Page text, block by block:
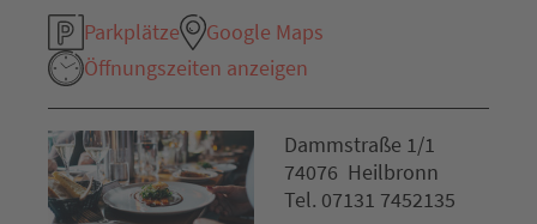
Parkplätze
Google Maps
Öffnungszeiten anzeigen
Dammstraße 1/1
74076 Heilbronn
Tel. 07131 7452135